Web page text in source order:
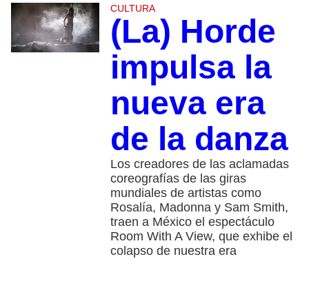
CULTURA
(La) Horde
impulsa la
nueva era
de la danza
Los creadores de las aclamadas
coreografías de las giras
mundiales de artistas como
Rosalía, Madonna y Sam Smith,
traen a México el espectáculo
Room With A View, que exhibe el
colapso de nuestra era